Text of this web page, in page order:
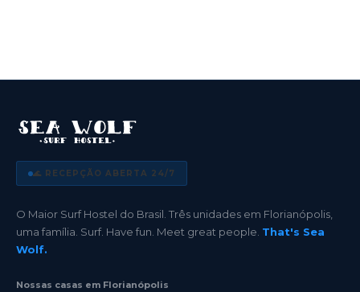
🌊 RECEPÇÃO ABERTA 24/7
O Maior Surf Hostel do Brasil. Três unidades em Florianópolis,
uma família. Surf. Have fun. Meet great people. That's Sea
Wolf.
Nossas casas em Florianópolis